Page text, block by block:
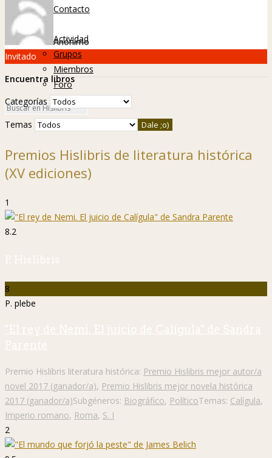
Contacto
Hislibreños
Actividad
Grupos
Miembros
Foro
Anónimo
Invitado
Encuentra libros
Categorías
Temas
Premios Hislibris de literatura histórica
(XV ediciones)
1
8.2
P. Hislibris
8
P. plebe
"El rey de Nemi. El juicio de Calígula" de Sandra
Parente
Premio Hislibris literatura histórica: Premio Hislibris mejor autor/a
novel 2017 (ganador/a), Premio Hislibris mejor novela histórica
2017 (ganador/a)Subgéneros: Biográfico, PolíticoTemas: Calígula,
Imperio romano, Roma, S. I
2